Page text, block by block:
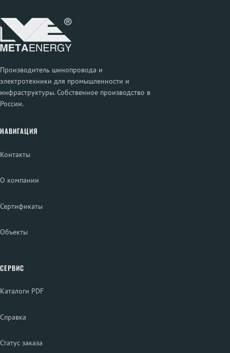
Производитель шинопровода и
электротехники для промышленности и
инфраструктуры. Собственное производство в
России.
НАВИГАЦИЯ
Контакты
О компании
Сертификаты
Объекты
СЕРВИС
Каталоги PDF
Справка
Статус заказа